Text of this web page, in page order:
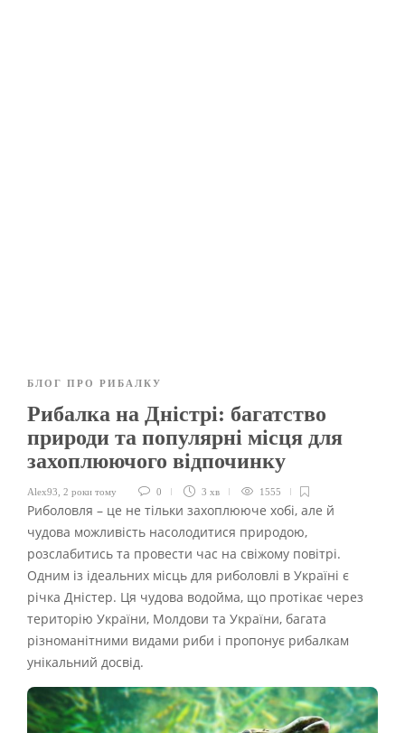
БЛОГ ПРО РИБАЛКУ
Рибалка на Дністрі: багатство
природи та популярні місця для
захоплюючого відпочинку
Alex93 2 роки тому 0 3 хв 1555
Риболовля – це не тільки захоплююче хобі, але й
чудова можливість насолодитися природою,
розслабитись та провести час на свіжому повітрі.
Одним із ідеальних місць для риболовлі в Україні є
річка Дністер. Ця чудова водойма, що протікає через
територію України, Молдови та України, багата
різноманітними видами риби і пропонує рибалкам
унікальний досвід.